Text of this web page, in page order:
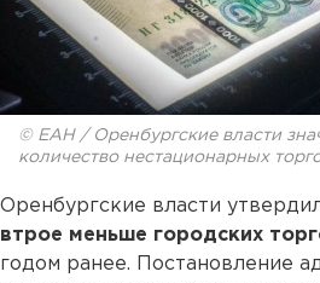
© ЕАН / Оренбургские власти
количество нестационарных
Оренбургские власти
втрое меньше городских
годом ранее. Постановление